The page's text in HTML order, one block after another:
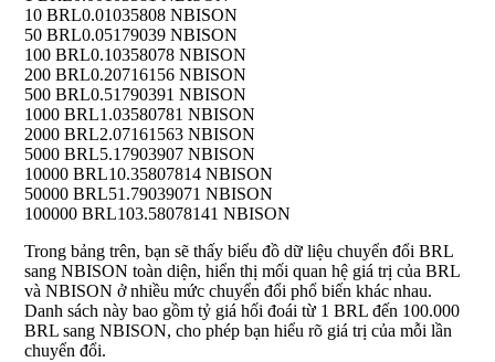
10 BRL0.01035808 NBISON
50 BRL0.05179039 NBISON
100 BRL0.10358078 NBISON
200 BRL0.20716156 NBISON
500 BRL0.51790391 NBISON
1000 BRL1.03580781 NBISON
2000 BRL2.07161563 NBISON
5000 BRL5.17903907 NBISON
10000 BRL10.35807814 NBISON
50000 BRL51.79039071 NBISON
100000 BRL103.58078141 NBISON
Trong bảng trên, bạn sẽ thấy biểu đồ dữ liệu chuyển đổi BRL
sang NBISON toàn diện, hiển thị mối quan hệ giá trị của BRL
và NBISON ở nhiều mức chuyển đổi phổ biến khác nhau.
Danh sách này bao gồm tỷ giá hối đoái từ 1 BRL đến 100.000
BRL sang NBISON, cho phép bạn hiểu rõ giá trị của mỗi lần
chuyển đổi.